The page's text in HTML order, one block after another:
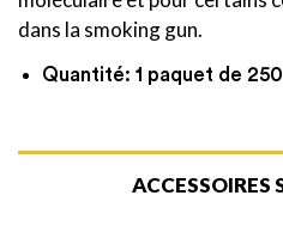
dans la smoking gun.
Quantité: 1 paquet de 250
ACCESSOIRES